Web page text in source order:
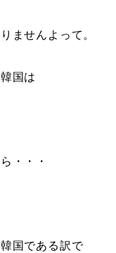
ませんよって。
国は
・・・
国である訳で